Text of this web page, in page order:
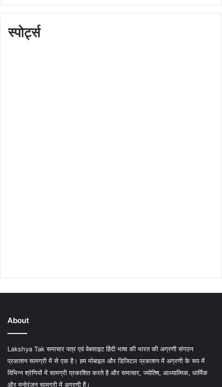
स्पोर्ट्स
About
Lakshya Tak समाचार पत्र एवं वेबसाइट हिंदी भाषा की भारत की अग्रणी संगठन
प्रकाशन सामग्री में से एक है। हम मोबाइल और डिजिटल प्रकाशन में अग्रणी के रूप में
विभिन्न श्रेणियों में सामग्री प्रकाशित करते है और समाचार, ज्योतिष, आध्यात्मिक, धार्मिक
और मनोरंजन सामग्री में अग्रणी हैं।